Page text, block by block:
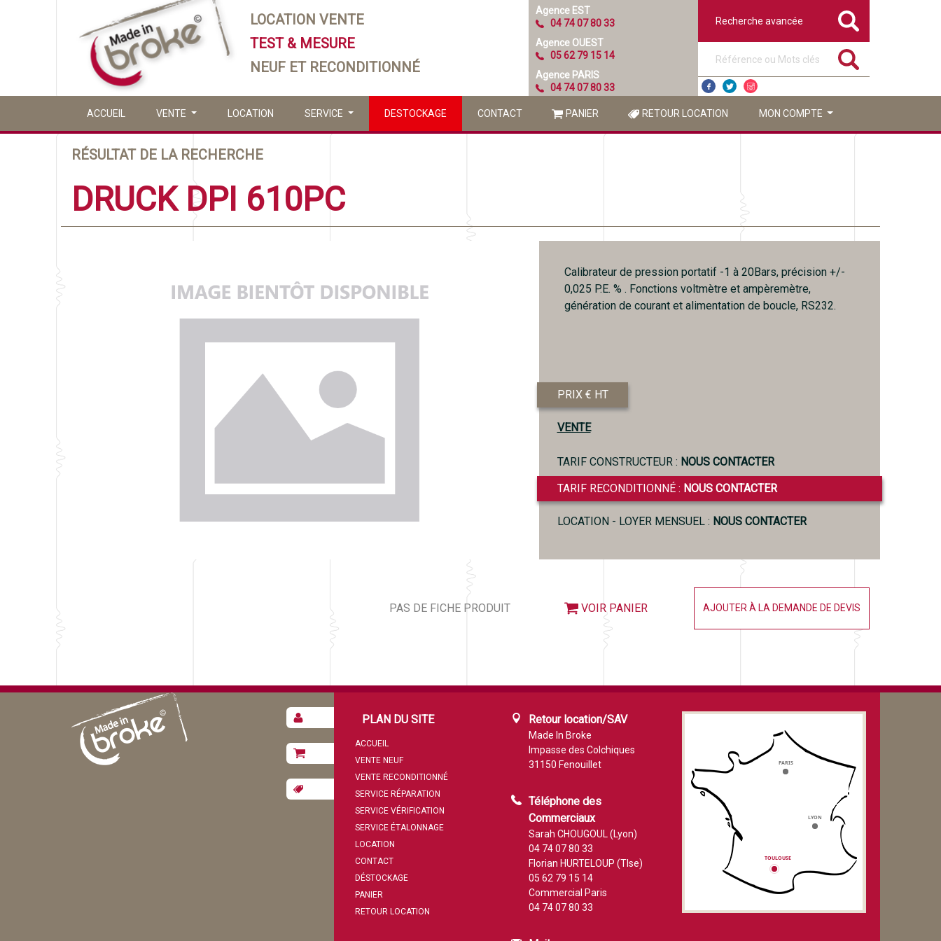
LOCATION VENTE
TEST & MESURE
NEUF ET RECONDITIONNÉ
Agence EST
04 74 07 80 33
Agence OUEST
05 62 79 15 14
Agence PARIS
04 74 07 80 33
Recherche avancée
ACCUEIL VENTE LOCATION SERVICE DESTOCKAGE CONTACT PANIER RETOUR LOCATION MON COMPTE
RÉSULTAT DE LA RECHERCHE
DRUCK DPI 610PC
Calibrateur de pression portatif -1 à 20Bars, précision +/-
0,025 P.E. % . Fonctions voltmètre et ampèremètre,
génération de courant et alimentation de boucle, RS232.
PRIX € HT
VENTE
TARIF CONSTRUCTEUR : NOUS CONTACTER
TARIF RECONDITIONNÉ : NOUS CONTACTER
LOCATION - LOYER MENSUEL : NOUS CONTACTER
PAS DE FICHE PRODUIT VOIR PANIER AJOUTER À LA DEMANDE DE DEVIS
PLAN DU SITE
ACCUEIL
VENTE NEUF
VENTE RECONDITIONNÉ
SERVICE RÉPARATION
SERVICE VÉRIFICATION
SERVICE ÉTALONNAGE
LOCATION
CONTACT
DÉSTOCKAGE
PANIER
RETOUR LOCATION
Retour location/SAV
Made In Broke
Impasse des Colchiques
31150 Fenouillet
Téléphone des
Commerciaux
Sarah CHOUGOUL (Lyon)
04 74 07 80 33
Florian HURTELOUP (Tlse)
05 62 79 15 14
Commercial Paris
04 74 07 80 33